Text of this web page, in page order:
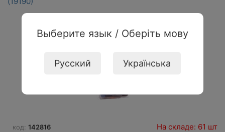
Выберите язык / Оберіть мову
Русский Українська
код: 142816 На складе: 61 шт